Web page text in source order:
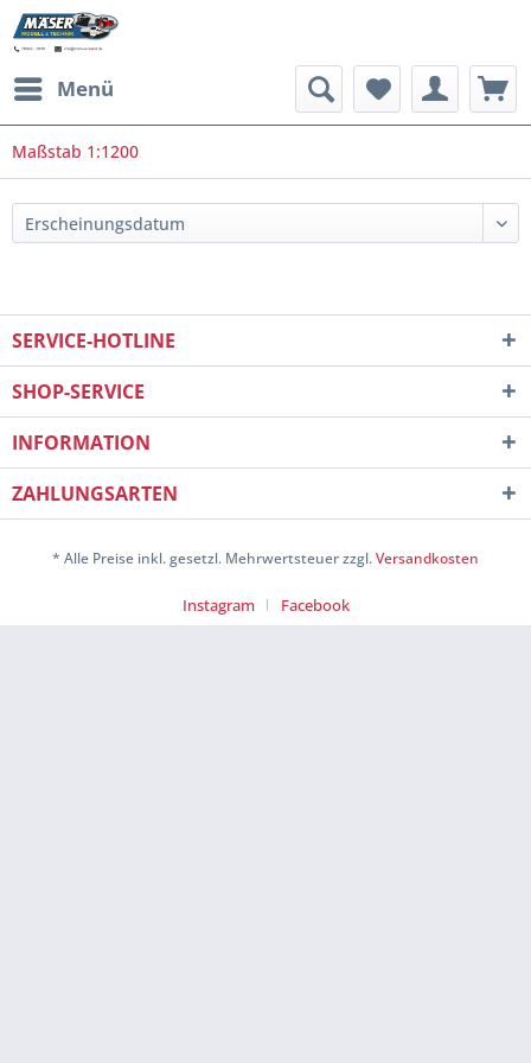
Menü
Maßstab 1:1200
SERVICE-HOTLINE
SHOP-SERVICE
INFORMATION
ZAHLUNGSARTEN
* Alle Preise inkl. gesetzl. Mehrwertsteuer zzgl.Versandkosten
Instagram Facebook